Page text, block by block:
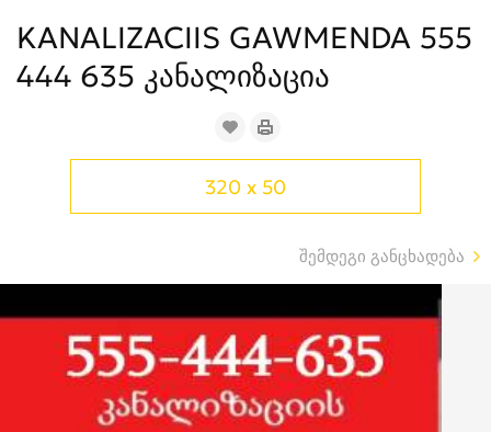
KANALIZACIIS GAWMENDA 555
444 635 კანალიზაცია
320 x 50
შემდეგი განცხადება